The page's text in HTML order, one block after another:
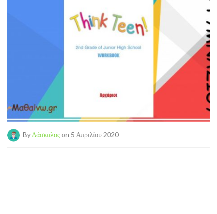
By Δάσκαλος on 5 Απριλίου 2020